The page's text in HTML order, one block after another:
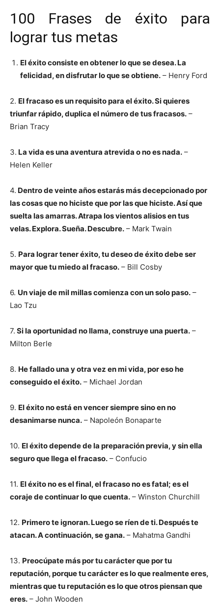
100 Frases de éxito para
lograr tus metas
El éxito consiste en obtener lo que se desea. La
felicidad, en disfrutar lo que se obtiene. – Henry Ford
2. El fracaso es un requisito para el éxito. Si quieres
triunfar rápido, duplica el número de tus fracasos. –
Brian Tracy
3. La vida es una aventura atrevida o no es nada. –
Helen Keller
4. Dentro de veinte años estarás más decepcionado por
las cosas que no hiciste que por las que hiciste. Así que
suelta las amarras. Atrapa los vientos alisios en tus
velas. Explora. Sueña. Descubre. – Mark Twain
5. Para lograr tener éxito, tu deseo de éxito debe ser
mayor que tu miedo al fracaso. – Bill Cosby
6. Un viaje de mil millas comienza con un solo paso. –
Lao Tzu
7. Si la oportunidad no llama, construye una puerta. –
Milton Berle
8. He fallado una y otra vez en mi vida, por eso he
conseguido el éxito. – Michael Jordan
9. El éxito no está en vencer siempre sino en no
desanimarse nunca. – Napoleón Bonaparte
10. El éxito depende de la preparación previa, y sin ella
seguro que llega el fracaso. – Confucio
11. El éxito no es el final, el fracaso no es fatal; es el
coraje de continuar lo que cuenta. – Winston Churchill
12. Primero te ignoran. Luego se ríen de ti. Después te
atacan. A continuación, se gana. – Mahatma Gandhi
13. Preocúpate más por tu carácter que por tu
reputación, porque tu carácter es lo que realmente eres,
mientras que tu reputación es lo que otros piensan que
eres. – John Wooden